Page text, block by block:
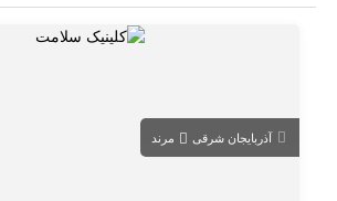
آذربایجان شرقی مرند